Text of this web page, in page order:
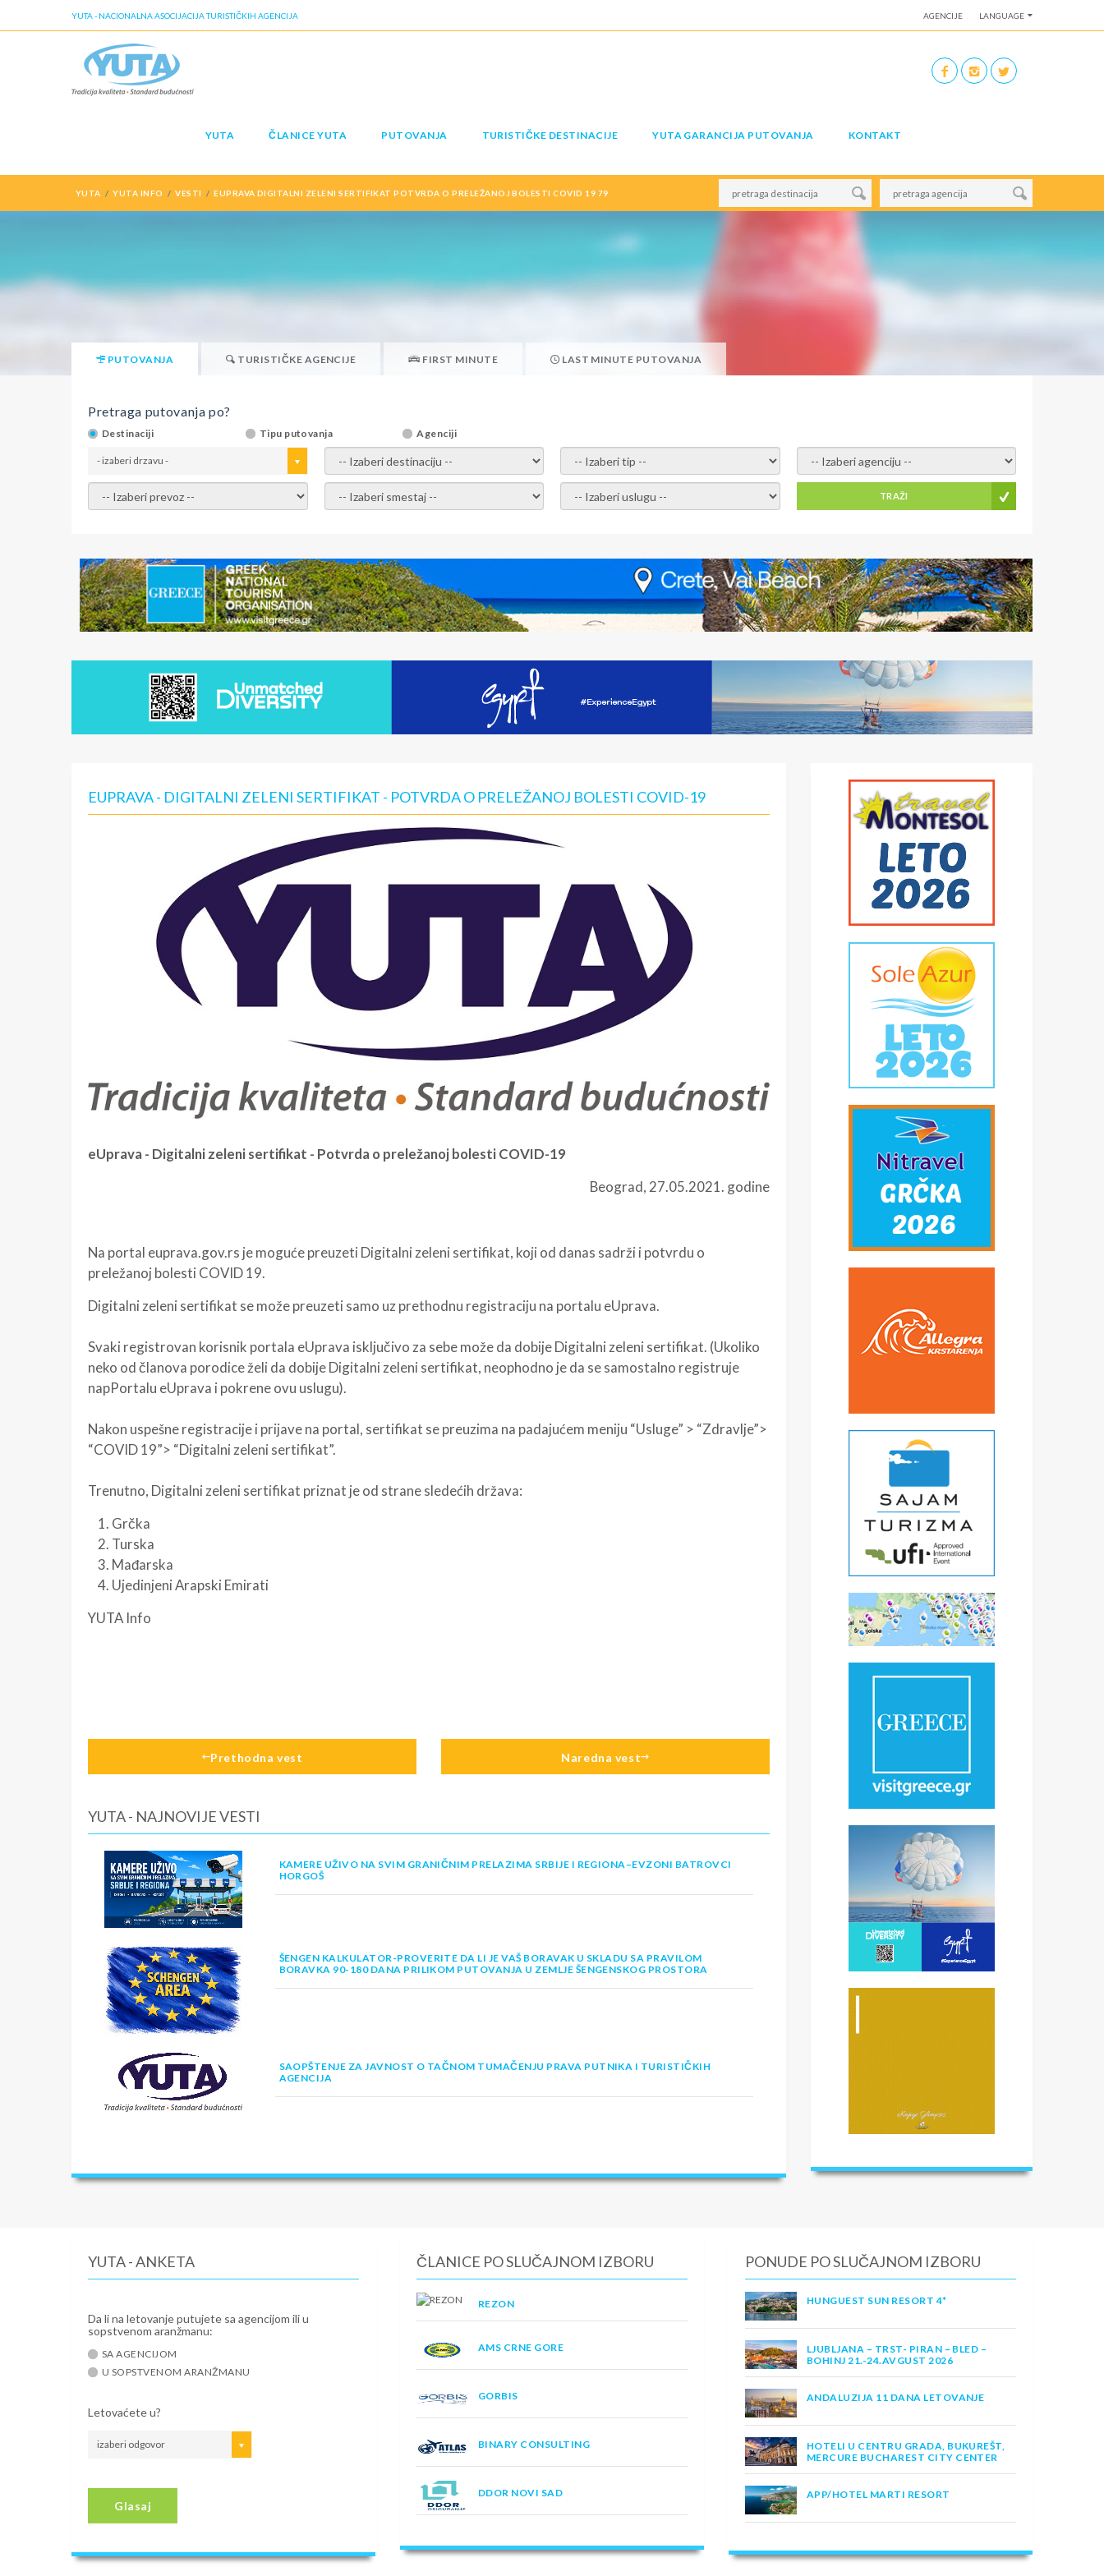
AGENCIJE LANGUAGE
YUTA - NACIONALNA ASOCIJACIJA TURISTIČKIH AGENCIJA
YUTA ČLANICE YUTA PUTOVANJA TURISTIČKE DESTINACIJE YUTA GARANCIJA PUTOVANJA KONTAKT
YUTA YUTA INFO VESTI EUPRAVA DIGITALNI ZELENI SERTIFIKAT POTVRDA O PRELEŽANOJ BOLESTI COVID 19 79
PUTOVANJA TURISTIČKE AGENCIJE FIRST MINUTE LAST MINUTE PUTOVANJA
Pretraga putovanja po?
Destinaciji Tipu putovanja Agenciji
- izaberi drzavu - - izaberi destinaciju - - izaberi tip - - izaberi agenciju -
- izaberi prevoz - - Izaberite smestaj - - Izaberite uslugu - TRAŽI
EUPRAVA - DIGITALNI ZELENI SERTIFIKAT - POTVRDA O PRELEŽANOJ BOLESTI COVID-19
eUprava - Digitalni zeleni sertifikat - Potvrda o preležanoj bolesti COVID-19
Beograd, 27.05.2021. godine
Na portal euprava.gov.rs je moguće preuzeti Digitalni zeleni sertifikat, koji od danas sadrži i potvrdu o
preležanoj bolesti COVID 19.
Digitalni zeleni sertifikat se može preuzeti samo uz prethodnu registraciju na portalu eUprava.
Svaki registrovan korisnik portala eUprava isključivo za sebe može da dobije Digitalni zeleni sertifikat. (Ukoliko
neko od članova porodice želi da dobije Digitalni zeleni sertifikat, neophodno je da se samostalno registruje
napPortalu eUprava i pokrene ovu uslugu).
Nakon uspešne registracije i prijave na portal, sertifikat se preuzima na padajućem meniju “Usluge” > “Zdravlje”>
“COVID 19”> “Digitalni zeleni sertifikat”.
Trenutno, Digitalni zeleni sertifikat priznat je od strane sledećih država:
1. Grčka
2. Turska
3. Mađarska
4. Ujedinjeni Arapski Emirati
YUTA Info
Prethodna vest Naredna vest
YUTA - NAJNOVIJE VESTI
KAMERE UŽIVO NA SVIM GRANIČNIM PRELAZIMA SRBIJE I REGIONA–EVZONI BATROVCI
HORGOŠ
ŠENGEN KALKULATOR-PROVERITE DA LI JE VAŠ BORAVAK U SKLADU SA PRAVILOM
BORAVKA 90-180 DANA PRILIKOM PUTOVANJA U ZEMLJE ŠENGENSKOG PROSTORA
SAOPŠTENJE ZA JAVNOST O TAČNOM TUMAČENJU PRAVA PUTNIKA I TURISTIČKIH
AGENCIJA
YUTA - ANKETA
Da li na letovanje putujete sa agencijom ili u
sopstvenom aranžmanu:
SA AGENCIJOM
U SOPSTVENOM ARANŽMANU
Letovaćete u?
izaberi odgovor
Glasaj
ČLANICE PO SLUČAJNOM IZBORU
REZON
AMS CRNE GORE
GORBIS
BINARY CONSULTING
DDOR NOVI SAD
PONUDE PO SLUČAJNOM IZBORU
HUNGUEST SUN RESORT 4*
LJUBLJANA – TRST- PIRAN – BLED –
BOHINJ 21.-24.AVGUST 2026
ANDALUZIJA 11 DANA LETOVANJE
HOTELI U CENTRU GRADA, BUKUREŠT,
MERCURE BUCHAREST CITY CENTER
APP/HOTEL MARTI RESORT